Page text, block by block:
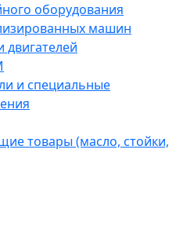
оборудования
машин
двигателей
и специальные
товары (масло, стойки,